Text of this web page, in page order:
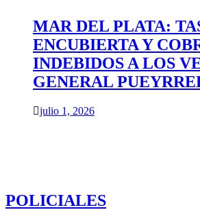
MAR DEL PLATA:
ENCUBIERTA Y
INDEBIDOS A LOS
GENERAL
julio 1, 2026
POLICIALES